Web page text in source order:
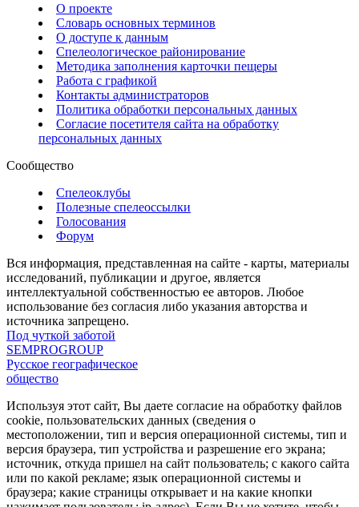
О проекте
Словарь основных терминов
О доступе к данным
Спелеологическое районирование
Методика заполнения карточки пещеры
Работа с графикой
Контакты администраторов
Политика обработки персональных данных
Согласие посетителя сайта на обработку
персональных данных
Сообщество
Спелеоклубы
Полезные спелеоссылки
Голосования
Форум
Вся информация, представленная на сайте - карты, материалы
исследований, публикации и другое, является
интеллектуальной собственностью ее авторов. Любое
использование без согласия либо указания авторства и
источника запрещено.
Под чуткой заботой
SEMPROGROUP
Русское географическое
общество
Используя этот сайт, Вы даете согласие на обработку файлов
cookie, пользовательских данных (сведения о
местоположении, тип и версия операционной системы, тип и
версия браузера, тип устройства и разрешение его экрана;
источник, откуда пришел на сайт пользователь; с какого сайта
или по какой рекламе; язык операционной системы и
браузера; какие страницы открывает и на какие кнопки